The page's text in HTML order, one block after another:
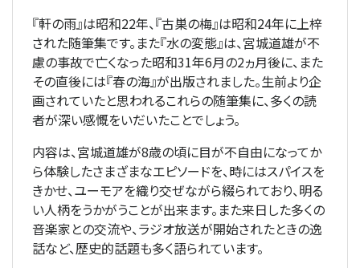
『軒の雨』は昭和22年、『古巣の梅』は昭和24年に上梓
された随筆集です。また『水の変態』は、宮城道雄が不
慮の事故で亡くなった昭和31年6月の2ヵ月後に、また
その直後には『春の海』が出版されました。生前より企
画されていたと思われるこれらの随筆集に、多くの読
者が深い感慨をいだいたことでしょう。
内容は、宮城道雄が8歳の頃に目が不自由になってか
ら体験したさまざまなエピソードを、時にはスパイスを
きかせ、ユーモアを織り交ぜながら綴られており、明る
い人柄をうかがうことが出来ます。また来日した多くの
音楽家との交流や、ラジオ放送が開始されたときの逸
話など、歴史的話題も多く語られています。